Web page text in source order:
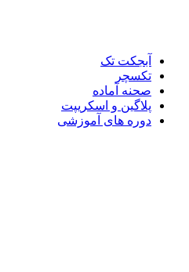
آبجکت تک
تکسچر
صحنه آماده
پلاگین و اسکریپت
دوره های آموزشی